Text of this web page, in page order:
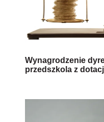
Wynagrodzenie
przedszkola z